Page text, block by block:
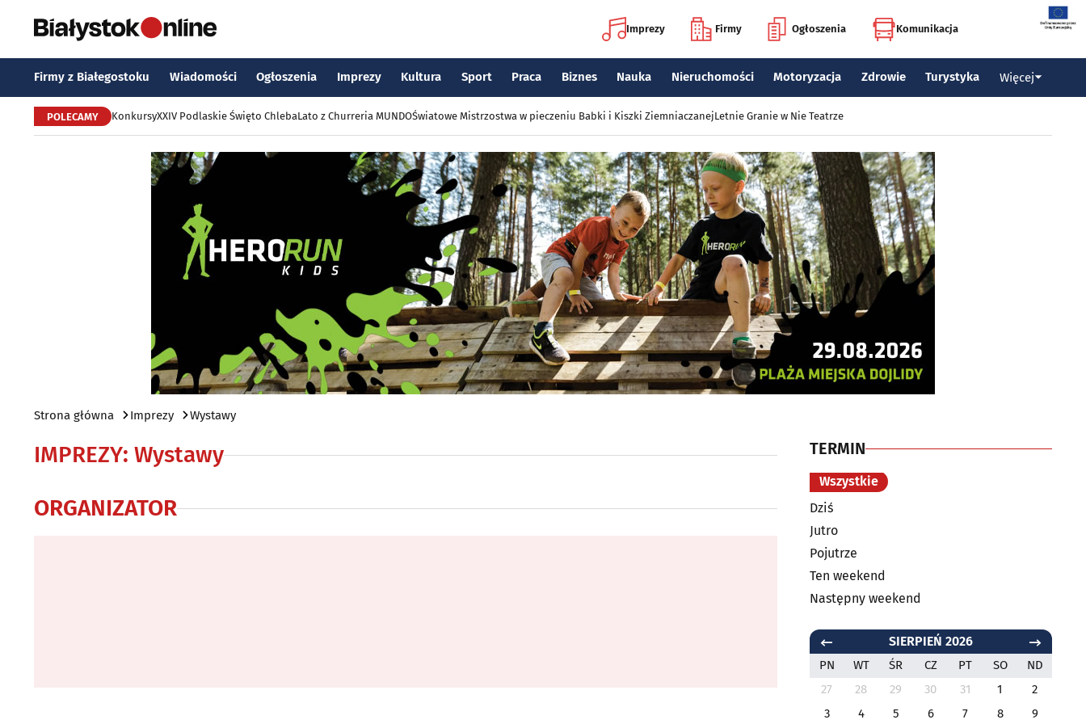
Imprezy Firmy Ogłoszenia Komunikacja
Firmy z Białegostoku Wiadomości Ogłoszenia Imprezy Kultura Sport Praca Biznes Nauka Nieruchomości Motoryzacja Zdrowie Turystyka Więcej
POLECAMY KonkursyXXIV Podlaskie Święto ChlebaLato z Churreria MUNDOŚwiatowe Mistrzostwa w pieczeniu Babki i Kiszki ZiemniaczanejLetnie Granie w Nie Teatrze
Strona główna Imprezy Wystawy
IMPREZY: Wystawy
ORGANIZATOR
TERMIN
Wszystkie
Dziś
Jutro
Pojutrze
Ten weekend
Następny weekend
SIERPIEŃ 2026
PN WT ŚR CZ PT SO
ND
27
28 29 30 31 1
2
3
4 5 6 7 8
9